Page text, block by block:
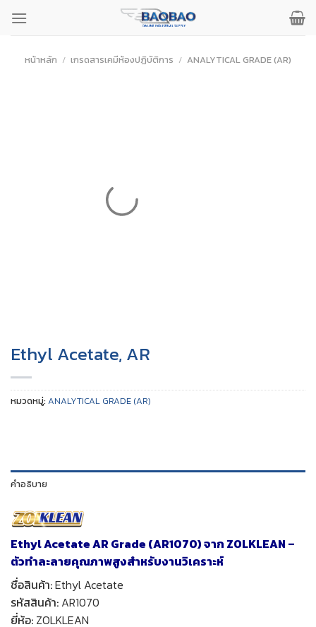
เนื้อหาหน้าหลัก / เกรดสารเคมีห้องปฏิบัติการ / ANALYTICAL GRADE (AR)
Ethyl Acetate, AR
หมวดหมู่: ANALYTICAL GRADE (AR)
คำอธิบาย
Ethyl Acetate AR Grade (AR1070) จาก ZOLKLEAN –
ตัวทำละลายคุณภาพสูงสำหรับงานวิเคราะห์
ชื่อสินค้า:Ethyl Acetate
รหัสสินค้า: AR1070
ยี่ห้อ: ZOLKLEAN